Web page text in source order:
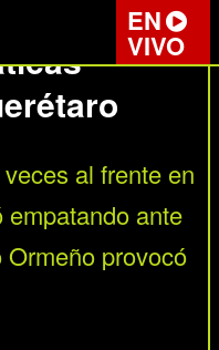
EN
VIVO
al frente en
empatando ante
provocó